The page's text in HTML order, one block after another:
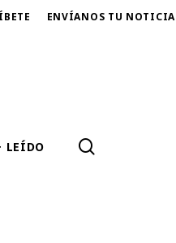
ENVÍANOS TU NOTICIA
LEÍDO